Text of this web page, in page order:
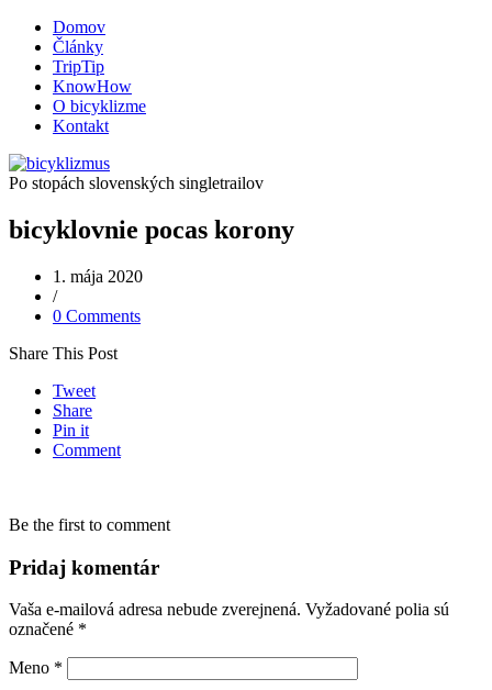
Domov
Články
TripTip
KnowHow
O bicyklizme
Kontakt
Po stopách slovenských singletrailov
bicyklovnie pocas korony
1. mája 2020
/
0 Comments
Share This Post
Tweet
Share
Pin it
Comment
Be the first to comment
Pridaj komentár
Vaša e-mailová adresa nebude zverejnená. Vyžadované polia sú
označené *
Meno *